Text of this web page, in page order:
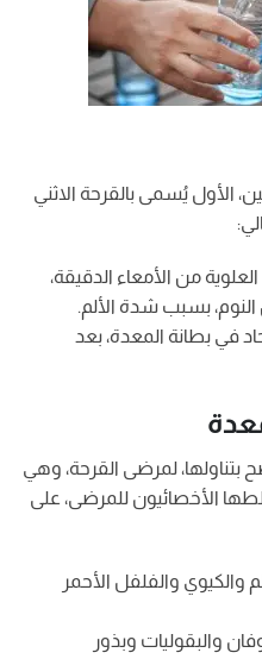
الأول يُسمى بالقرحة الاثني
من الأمعاء الدقيقة،
بسبب شدة الألم.
في بطانة المعدة، بعد
بتناولها، لمرضى القرحة، وهي
الأخصائيون للمرضى، على
والفلفل الأحمر
والبقوليات وبذور